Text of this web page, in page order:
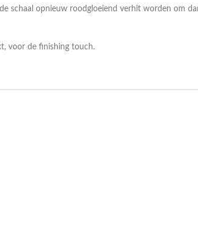
schaal opnieuw roodgloeiend verhit worden om
voor de finishing touch.